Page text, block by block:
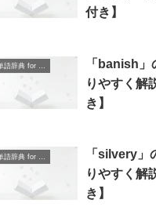
付き】
「banish
りやすく解
き】
「silvery」
りやすく解
き】